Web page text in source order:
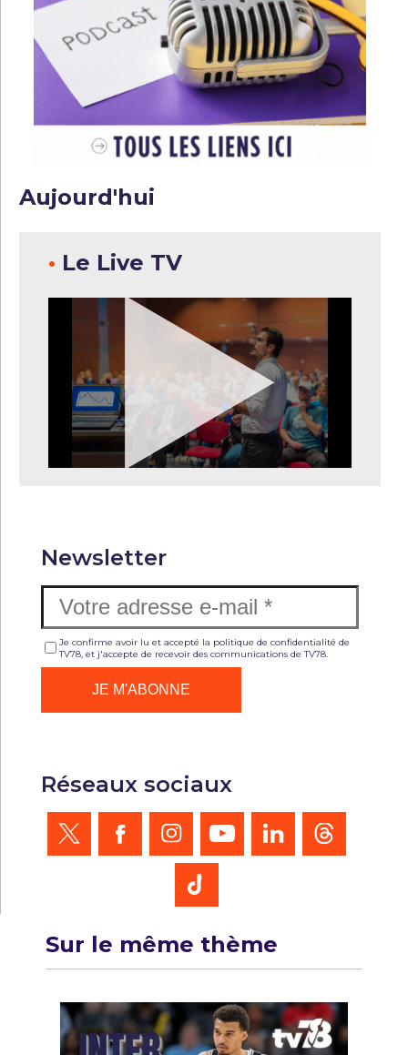
Aujourd'hui
• Le Live TV
Newsletter
Je confirme avoir lu et accepté la politique de confidentialité de
TV78, et j'accepte de recevoir des communications de TV78.
Réseaux sociaux
Sur le même thème